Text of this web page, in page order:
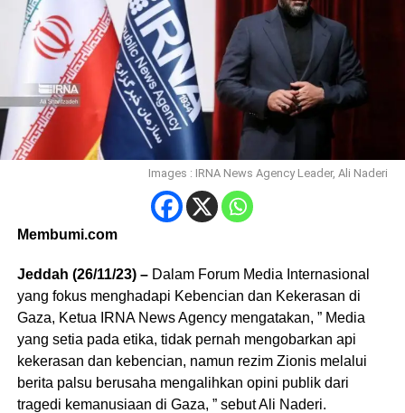
Images : IRNA News Agency Leader, Ali Naderi
Membumi.com
Jeddah (26/11/23) –Dalam Forum Media Internasional
yang fokus menghadapi Kebencian dan Kekerasan di
Gaza, Ketua IRNA News Agency mengatakan, ” Media
yang setia pada etika, tidak pernah mengobarkan api
kekerasan dan kebencian, namun rezim Zionis melalui
berita palsu berusaha mengalihkan opini publik dari
tragedi kemanusiaan di Gaza, ” sebut Ali Naderi.